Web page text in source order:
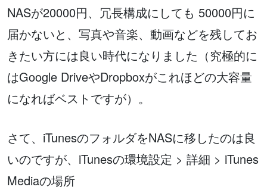
NASが20000円、冗長構成にしても 50000円に
届かないと、写真や音楽、動画などを残してお
きたい方には良い時代になりました（究極的に
はGoogle DriveやDropboxがこれほどの大容量
になればベストですが）。
さて、iTunesのフォルダをNASに移したのは良
いのですが、iTunesの環境設定 > 詳細 > iTunes
Mediaの場所